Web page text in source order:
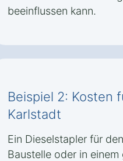
beeinflussen kann.
Beispiel 2: Kosten
Karlstadt
Ein Dieselstapler für
Baustelle oder in